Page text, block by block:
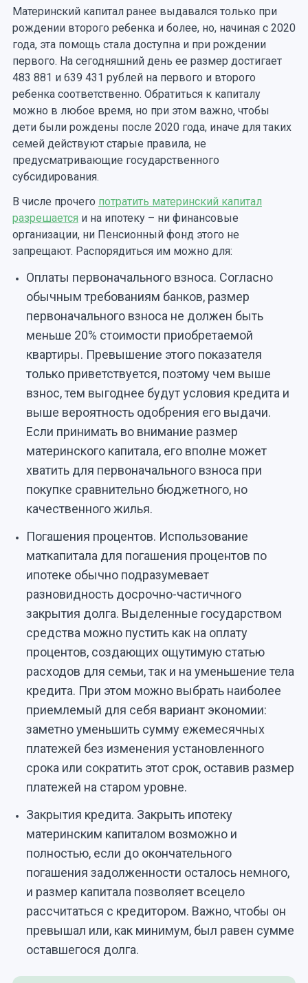
Материнский капитал ранее выдавался только при
рождении второго ребенка и более, но, начиная с 2020
года, эта помощь стала доступна и при рождении
первого. На сегодняшний день ее размер достигает
483 881 и 639 431 рублей на первого и второго
ребенка соответственно. Обратиться к капиталу
можно в любое время, но при этом важно, чтобы
дети были рождены после 2020 года, иначе для таких
семей действуют старые правила, не
предусматривающие государственного
субсидирования.
В числе прочего потратить материнский капитал
разрешается и на ипотеку – ни финансовые
организации, ни Пенсионный фонд этого не
запрещают. Распорядиться им можно для:
Оплаты первоначального взноса. Согласно
обычным требованиям банков, размер
первоначального взноса не должен быть
меньше 20% стоимости приобретаемой
квартиры. Превышение этого показателя
только приветствуется, поэтому чем выше
взнос, тем выгоднее будут условия кредита и
выше вероятность одобрения его выдачи.
Если принимать во внимание размер
материнского капитала, его вполне может
хватить для первоначального взноса при
покупке сравнительно бюджетного, но
качественного жилья.
Погашения процентов. Использование
маткапитала для погашения процентов по
ипотеке обычно подразумевает
разновидность досрочно-частичного
закрытия долга. Выделенные государством
средства можно пустить как на оплату
процентов, создающих ощутимую статью
расходов для семьи, так и на уменьшение тела
кредита. При этом можно выбрать наиболее
приемлемый для себя вариант экономии:
заметно уменьшить сумму ежемесячных
платежей без изменения установленного
срока или сократить этот срок, оставив размер
платежей на старом уровне.
Закрытия кредита. Закрыть ипотеку
материнским капиталом возможно и
полностью, если до окончательного
погашения задолженности осталось немного,
и размер капитала позволяет всецело
рассчитаться с кредитором. Важно, чтобы он
превышал или, как минимум, был равен сумме
оставшегося долга.